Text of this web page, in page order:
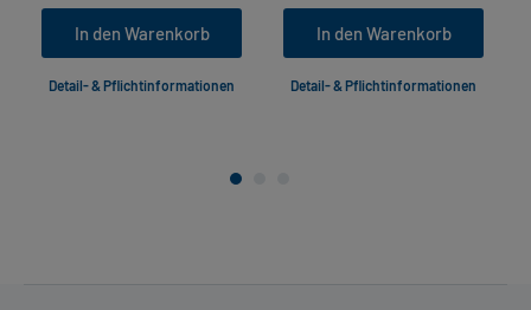
In den Warenkorb
Detail- & Pflichtinformationen
In den Warenkorb
Detail- & Pflichtinformationen